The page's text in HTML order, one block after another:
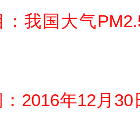
：我国大气
2016年12月